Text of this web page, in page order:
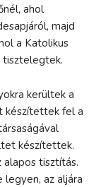
ahol
majd
a Katolikus
kerültek a
készítettek fel a
készítettek.
tisztítás.
legyen, az aljára